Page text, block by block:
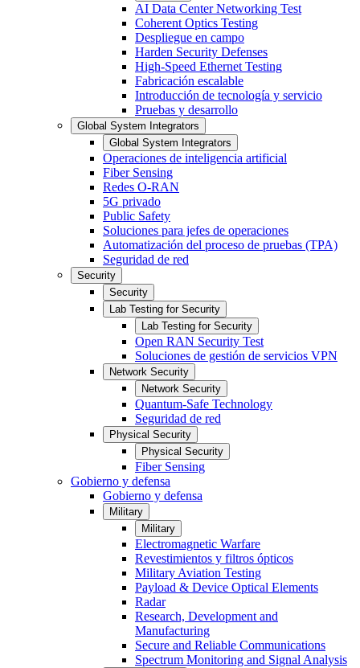
AI Data Center Networking Test
Coherent Optics Testing
Despliegue en campo
Harden Security Defenses
High-Speed Ethernet Testing
Fabricación escalable
Introducción de tecnología y servicio
Pruebas y desarrollo
Global System Integrators
Global System Integrators
Operaciones de inteligencia artificial
Fiber Sensing
Redes O-RAN
5G privado
Public Safety
Soluciones para jefes de operaciones
Automatización del proceso de pruebas (TPA)
Seguridad de red
Security
Security
Lab Testing for Security
Lab Testing for Security
Open RAN Security Test
Soluciones de gestión de servicios VPN
Network Security
Network Security
Quantum-Safe Technology
Seguridad de red
Physical Security
Physical Security
Fiber Sensing
Gobierno y defensa
Gobierno y defensa
Military
Military
Electromagnetic Warfare
Revestimientos y filtros ópticos
Military Aviation Testing
Payload & Device Optical Elements
Radar
Research, Development and
Manufacturing
Secure and Reliable Communications
Spectrum Monitoring and Signal Analysis